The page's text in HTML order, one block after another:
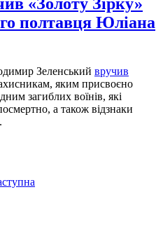
«Золоту Зірку»
полтавця Юліана
Зеленський вручив
яким присвоєно
загиблих воїнів, які
а також відзнаки